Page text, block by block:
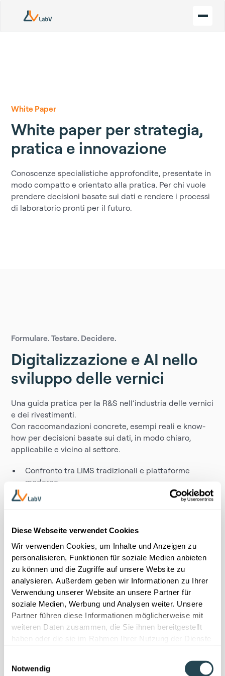
Diese Webseite verwendet Cookies
Wir verwenden Cookies, um Inhalte und Anzeigen zu
personalisieren, Funktionen für soziale Medien anbieten
zu können und die Zugriffe auf unsere Website zu
analysieren. Außerdem geben wir Informationen zu Ihrer
Verwendung unserer Website an unsere Partner für
soziale Medien, Werbung und Analysen weiter. Unsere
Partner führen diese Informationen möglicherweise mit
weiteren Daten zusammen, die Sie ihnen bereitgestellt
haben oder die sie im Rahmen Ihrer Nutzung der Dienste
Notwendig
White Paper
White paper per strategia,
pratica e innovazione
Conoscenze specialistiche approfondite, presentate in
modo compatto e orientato alla pratica. Per chi vuole
prendere decisioni basate sui dati e rendere i processi
di laboratorio pronti per il futuro.
Formulare. Testare. Decidere.
Digitalizzazione e AI nello
sviluppo delle vernici
Una guida pratica per la R&S nell’industria delle vernici
e dei rivestimenti.
Con raccomandazioni concrete, esempi reali e know-
how per decisioni basate sui dati, in modo chiaro,
applicabile e vicino al settore.
Confronto tra LIMS tradizionali e piattaforme
moderne
Formulazione supportata dall’AI nella pratica
Scaricamento